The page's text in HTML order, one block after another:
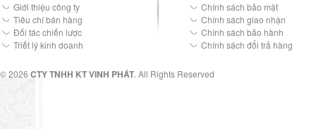
Giới thiệu công ty
Tiêu chí bán hàng
Đối tác chiến lược
Triết lý kinh doanh
Chính sách bảo mật
Chính sách giao nhận
Chính sách bảo hành
Chính sách đổi trả hàng
© 2026 CTY TNHH KT VINH PHÁT. All Rights Reserved